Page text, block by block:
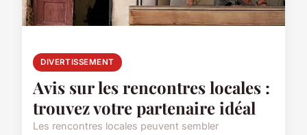
DIVERTISSEMENT
Avis sur les rencontres locales :
trouvez votre partenaire idéal
Les rencontres locales peuvent sembler